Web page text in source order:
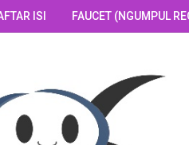
ISI FAUCET (NGUMPUL
ratusan